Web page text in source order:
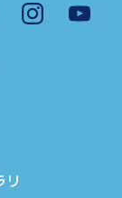
リ